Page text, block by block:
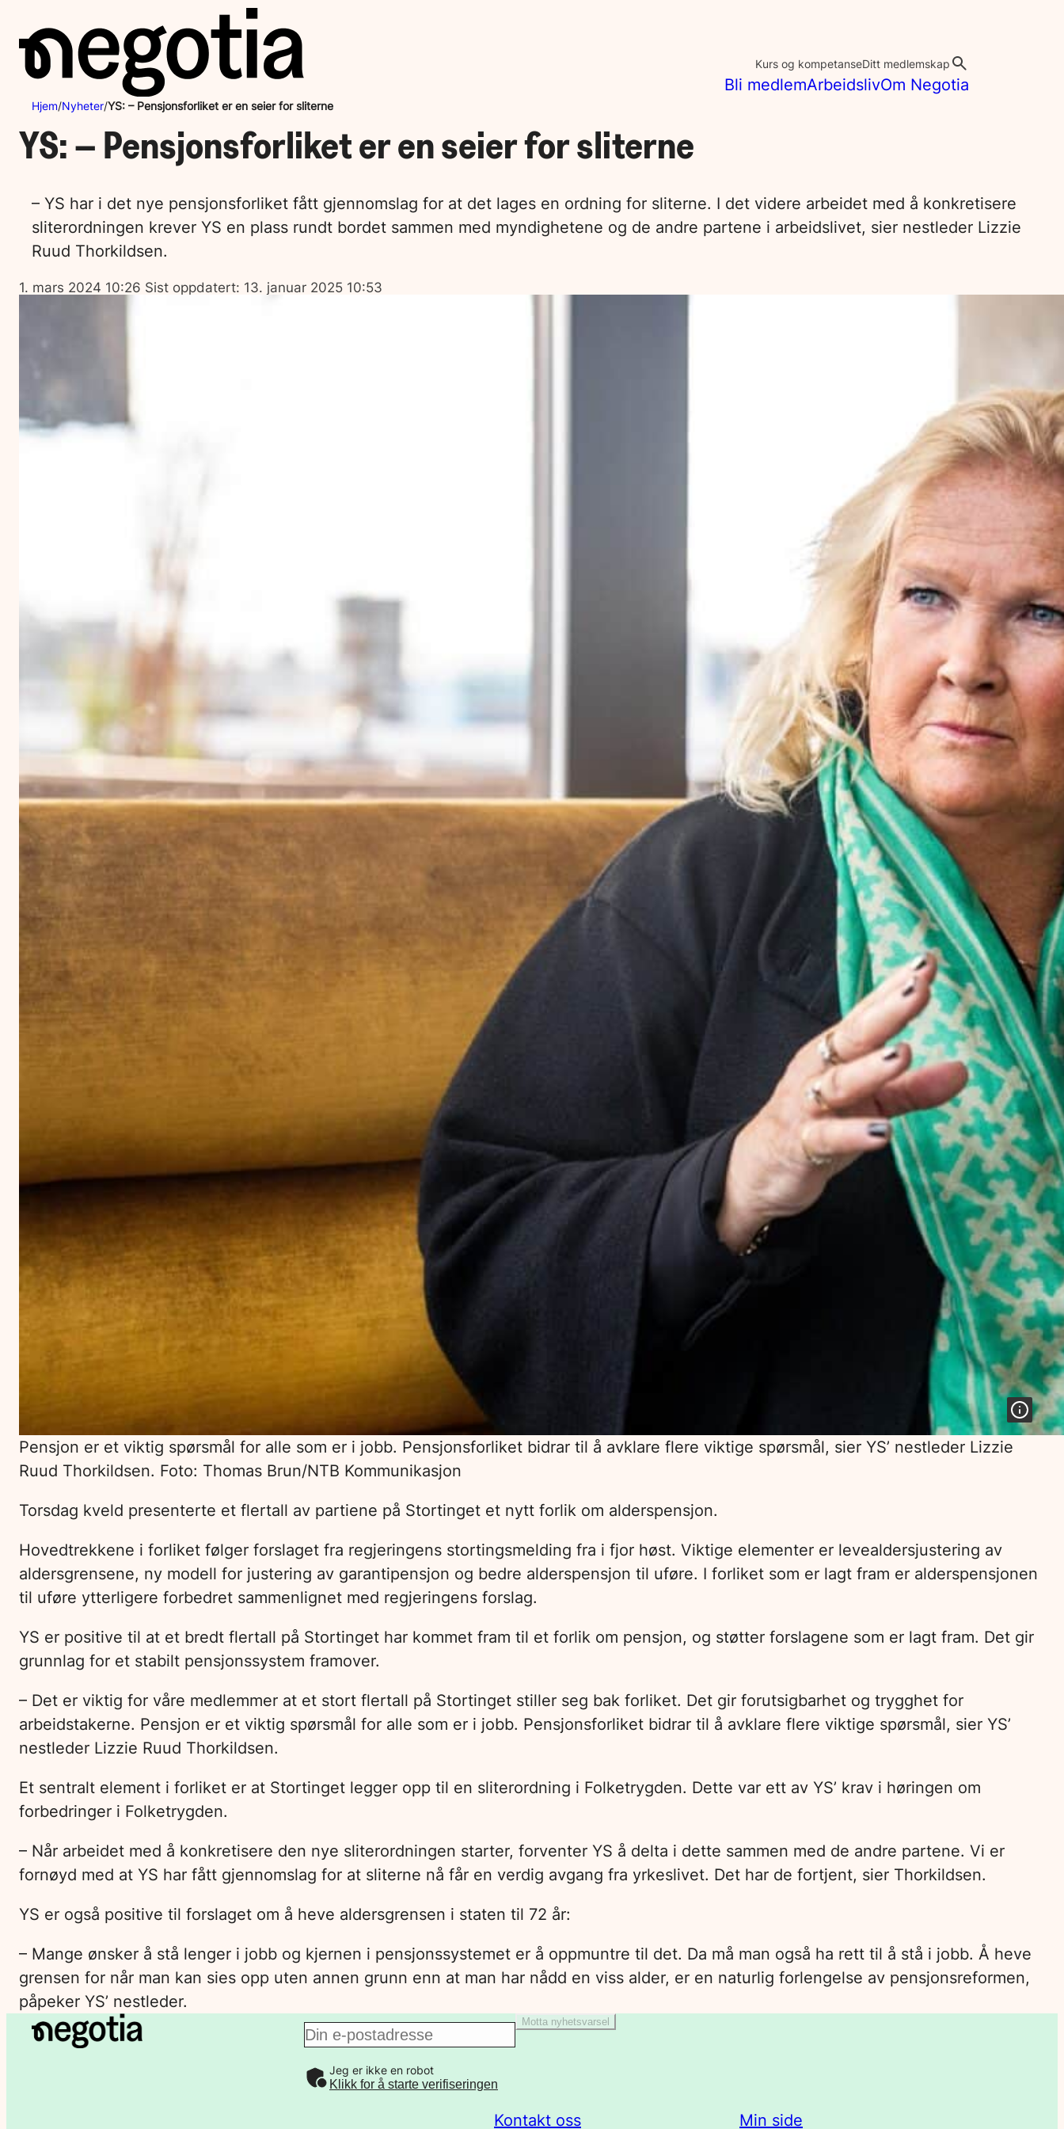
innhold
Bli medlemArbeidslivOm Negotia
Kurs og kompetanseDitt medlemskap
Hjem/Nyheter/YS: – Pensjonsforliket er en seier for sliterne
YS: – Pensjonsforliket er en seier for sliterne
– YS har i det nye pensjonsforliket fått gjennomslag for at det lages en ordning for sliterne. I det videre arbeidet med å konkretisere
sliterordningen krever YS en plass rundt bordet sammen med myndighetene og de andre partene i arbeidslivet, sier nestleder Lizzie
Ruud Thorkildsen.
Lagt
ut
1. mars 2024 10:26 Sist oppdatert: 13. januar 2025 10:53
Pensjon er et viktig spørsmål for alle som er i jobb. Pensjonsforliket bidrar til å avklare flere viktige spørsmål, sier YS’ nestleder Lizzie
Ruud Thorkildsen. Foto: Thomas Brun/NTB Kommunikasjon
Torsdag kveld presenterte et flertall av partiene på Stortinget et nytt forlik om alderspensjon.
Hovedtrekkene i forliket følger forslaget fra regjeringens stortingsmelding fra i fjor høst. Viktige elementer er levealdersjustering av
aldersgrensene, ny modell for justering av garantipensjon og bedre alderspensjon til uføre. I forliket som er lagt fram er alderspensjonen
til uføre ytterligere forbedret sammenlignet med regjeringens forslag.
YS er positive til at et bredt flertall på Stortinget har kommet fram til et forlik om pensjon, og støtter forslagene som er lagt fram. Det gir
grunnlag for et stabilt pensjonssystem framover.
– Det er viktig for våre medlemmer at et stort flertall på Stortinget stiller seg bak forliket. Det gir forutsigbarhet og trygghet for
arbeidstakerne. Pensjon er et viktig spørsmål for alle som er i jobb. Pensjonsforliket bidrar til å avklare flere viktige spørsmål, sier YS’
nestleder Lizzie Ruud Thorkildsen.
Et sentralt element i forliket er at Stortinget legger opp til en sliterordning i Folketrygden. Dette var ett av YS’ krav i høringen om
forbedringer i Folketrygden.
– Når arbeidet med å konkretisere den nye sliterordningen starter, forventer YS å delta i dette sammen med de andre partene. Vi er
fornøyd med at YS har fått gjennomslag for at sliterne nå får en verdig avgang fra yrkeslivet. Det har de fortjent, sier Thorkildsen.
YS er også positive til forslaget om å heve aldersgrensen i staten til 72 år:
– Mange ønsker å stå lenger i jobb og kjernen i pensjonssystemet er å oppmuntre til det. Da må man også ha rett til å stå i jobb. Å heve
grensen for når man kan sies opp uten annen grunn enn at man har nådd en viss alder, er en naturlig forlengelse av pensjonsreformen,
påpeker YS’ nestleder.
E
-
Motta nyhetsvarsel
Jeg er ikke en robot
Klikk for å starte verifiseringen
Kontakt oss Min side